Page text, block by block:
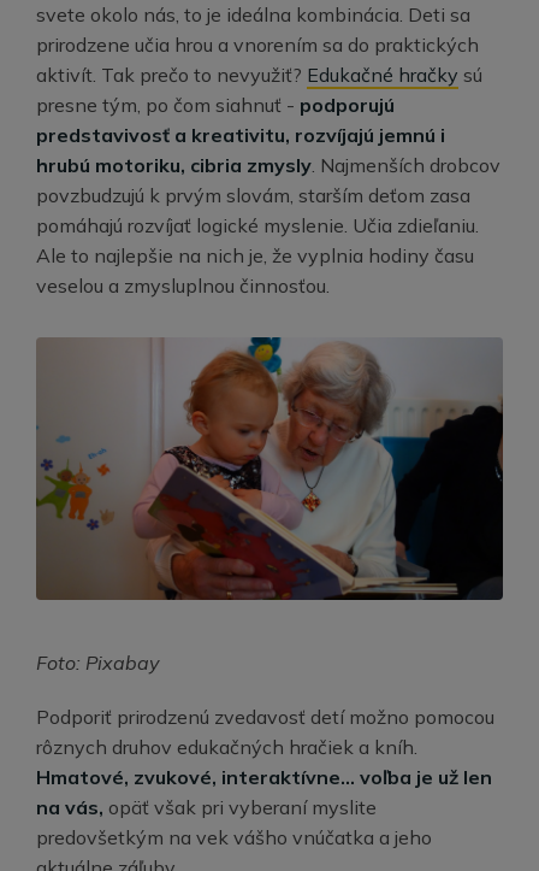
svete okolo nás, to je ideálna kombinácia. Deti sa
prirodzene učia hrou a vnorením sa do praktických
aktivít. Tak prečo to nevyužiť? Edukačné hračky sú
presne tým, po čom siahnuť - podporujú
predstavivosť a kreativitu, rozvíjajú jemnú i
hrubú motoriku, cibria zmysly . Najmenších drobcov
povzbudzujú k prvým slovám, starším deťom zasa
pomáhajú rozvíjať logické myslenie. Učia zdieľaniu.
Ale to najlepšie na nich je, že vyplnia hodiny času
veselou a zmysluplnou činnosťou.
Foto: Pixabay
Podporiť prirodzenú zvedavosť detí možno pomocou
rôznych druhov edukačných hračiek a kníh.
Hmatové, zvukové, interaktívne... voľba je už len
na vás, opäť však pri vyberaní myslite
predovšetkým na vek vášho vnúčatka a jeho